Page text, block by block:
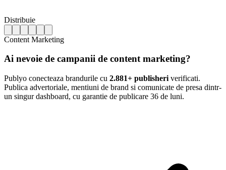
Distribuie
Content Marketing
Ai nevoie de campanii de content marketing?
Publyo conecteaza brandurile cu 2.881+ publisheri verificati.
Publica advertoriale, mentiuni de brand si comunicate de presa dintr-
un singur dashboard, cu garantie de publicare 36 de luni.